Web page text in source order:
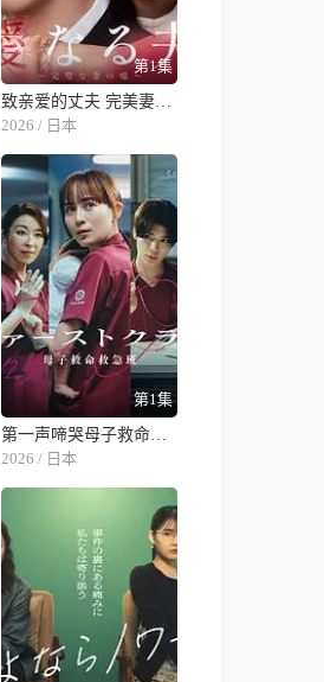
第1集
2026 / 日本
第1集
第一声啼哭母子救命急救班
2026 / 日本